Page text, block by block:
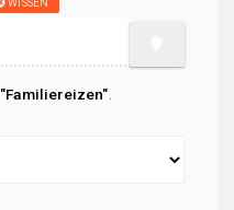
"Familiereizen"